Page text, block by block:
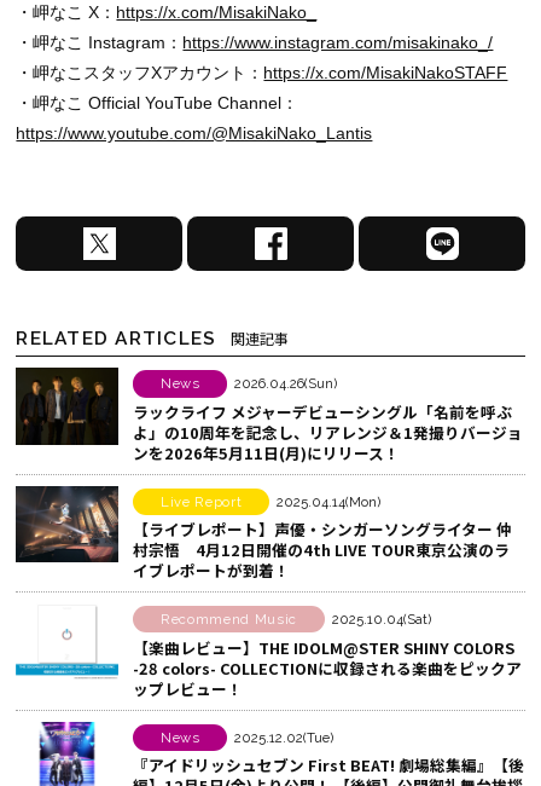
・岬なこ X： https://x.com/MisakiNako_
・岬なこ Instagram： https://www.instagram.com/misakinako_/
・岬なこスタッフXアカウント： https://x.com/MisakiNakoSTAFF
・岬なこ Official YouTube Channel：
https://www.youtube.com/@MisakiNako_Lantis
X
で
ア
す
る
F
a
b
o
o
k
で
シ
ェ
ア
す
る
L
I
で
ェ
ア
す
る
RELATED ARTICLES 関連記事
News 2026.04.26(Sun)
ラックライフ メジャーデビューシングル「名前を呼ぶ
よ」の10周年を記念し、リアレンジ＆1発撮りバージョ
ンを2026年5月11日(月)にリリース！
Live Report 2025.04.14(Mon)
【ライブレポート】声優・シンガーソングライター 仲
村宗悟 4月12日開催の4th LIVE TOUR東京公演のラ
イブレポートが到着！
Recommend Music 2025.10.04(Sat)
【楽曲レビュー】THE IDOLM@STER SHINY COLORS
-28 colors- COLLECTIONに収録される楽曲をピックア
ップレビュー！
News 2025.12.02(Tue)
『アイドリッシュセブン First BEAT! 劇場総集編』【後